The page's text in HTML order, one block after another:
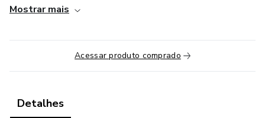
Mostrar mais
Acessar produto comprado
Detalhes